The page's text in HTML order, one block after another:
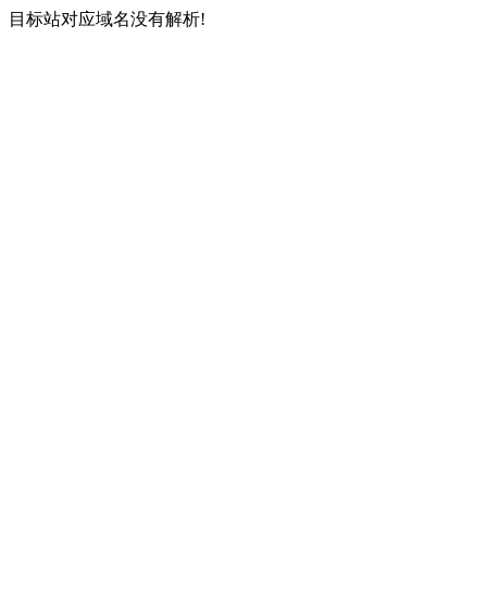
目标站对应域名没有解析!